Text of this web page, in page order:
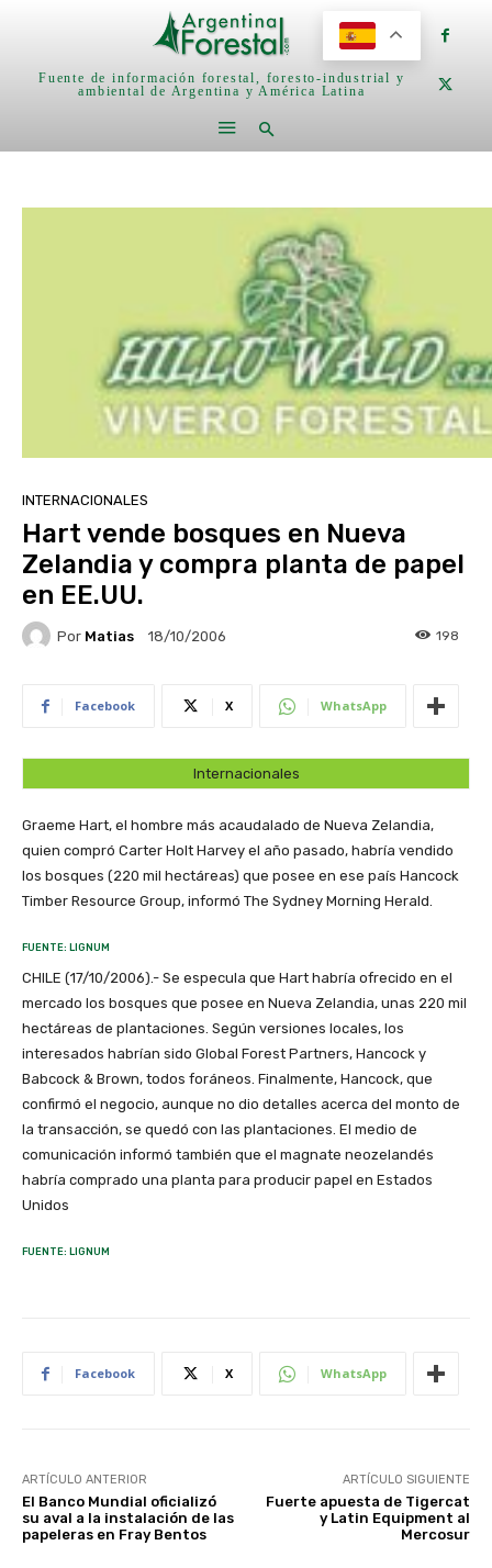
Fuente de información forestal, foresto-industrial y
ambiental de Argentina y América Latina
INTERNACIONALES
Hart vende bosques en Nueva
Zelandia y compra planta de papel
en EE.UU.
Por Matias 18/10/2006 198
Facebook X WhatsApp
Internacionales
Graeme Hart, el hombre más acaudalado de Nueva Zelandia,
quien compró Carter Holt Harvey el año pasado, habría vendido
los bosques (220 mil hectáreas) que posee en ese país Hancock
Timber Resource Group, informó The Sydney Morning Herald.
FUENTE: LIGNUM
CHILE (17/10/2006).- Se especula que Hart habría ofrecido en el
mercado los bosques que posee en Nueva Zelandia, unas 220 mil
hectáreas de plantaciones. Según versiones locales, los
interesados habrían sido Global Forest Partners, Hancock y
Babcock & Brown, todos foráneos. Finalmente, Hancock, que
confirmó el negocio, aunque no dio detalles acerca del monto de
la transacción, se quedó con las plantaciones. El medio de
comunicación informó también que el magnate neozelandés
habría comprado una planta para producir papel en Estados
Unidos
FUENTE: LIGNUM
Facebook X WhatsApp
ARTÍCULO ANTERIOR
El Banco Mundial oficializó
su aval a la instalación de las
papeleras en Fray Bentos
ARTÍCULO SIGUIENTE
Fuerte apuesta de Tigercat
y Latin Equipment al
Mercosur